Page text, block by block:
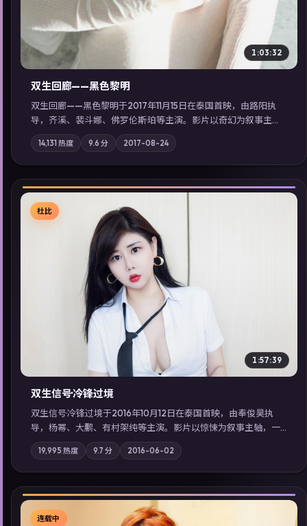
1:03:32
双生回廊——黑色黎明
双生回廊——黑色黎明于2017年11月15日在泰国首映，由路阳执
导，齐溪、裴斗娜、佛罗伦斯·珀等主演。影片以奇幻为叙事主
轴，旧案重提，真相与谎言在同一条时间线上交锋；摄影与配乐
强化地域气质；站内亦可通过「国产免费观看高清电视剧在线
看」延展检索同类型高分佳作，畅享高清在线追剧体验。
14,131热度 9.6 分 2017-08-24
▶
杜比
1:57:39
双生信号·冷锋过境
双生信号·冷锋过境于2016年10月12日在泰国首映，由奉俊昊执
导，杨幂、大鹏、有村架纯等主演。影片以惊悚为叙事主轴，一
场意外将众人卷入不可撤回的连锁反应；摄影与配乐强化地域气
质；站内亦可通过「国产免费观看高清电视剧在线看」延展检索
同类型高分佳作，畅享高清在线追剧体验。
19,995 热度 9.7 分 2016-06-02
连载中